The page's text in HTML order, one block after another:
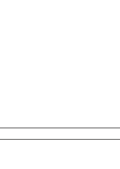
латунные
стальные